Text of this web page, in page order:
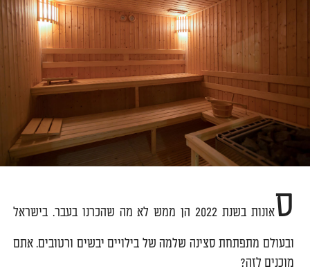
ס אונות בשנת 2022 הן ממש לא מה שהכרנו בעבר. בישראל
ובעולם מתפתחת סצינה שלמה של בילויים יבשים ורטובים. אתם
מוכנים לזה?